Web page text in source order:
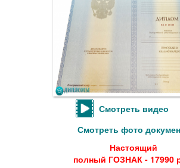
Смотреть видео
Смотреть фото
Настоящий
полный ГОЗНАК - 17990